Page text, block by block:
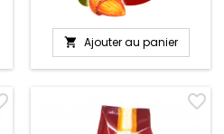
 Ajouter au panier
favorite_border